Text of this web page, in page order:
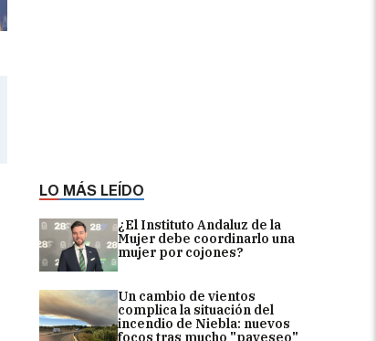
LO MÁS LEÍDO
¿El Instituto Andaluz de la
Mujer debe coordinarlo una
mujer por cojones?
Un cambio de vientos
complica la situación del
incendio de Niebla: nuevos
focos tras mucho "paveseo"